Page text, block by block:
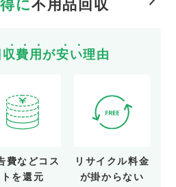
に不用品回収
収費 用 が安い理由
費などコス
トを還元
リサイクル料金
が掛からない